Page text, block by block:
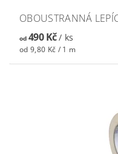
OBOUSTRANNÁ
od490 Kč/ ks
od 9,80 Kč / 1 m